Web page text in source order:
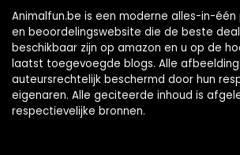
Animalfun.be is een moderne alles-in-één
en beoordelingswebsite die de beste
beschikbaar zijn op amazon en u op de
laatst toegevoegde blogs. Alle
auteursrechtelijk beschermd door hun
eigenaren. Alle geciteerde inhoud is
respectievelijke bronnen.